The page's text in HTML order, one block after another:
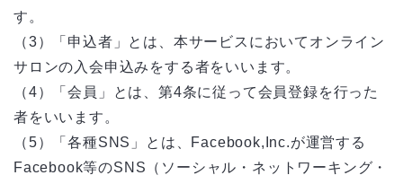
す。
（3）「申込者」とは、本サービスにおいてオンライン
サロンの入会申込みをする者をいいます。
（4）「会員」とは、第4条に従って会員登録を行った
者をいいます。
（5）「各種SNS」とは、Facebook,Inc.が運営する
Facebook等のSNS（ソーシャル・ネットワーキング・